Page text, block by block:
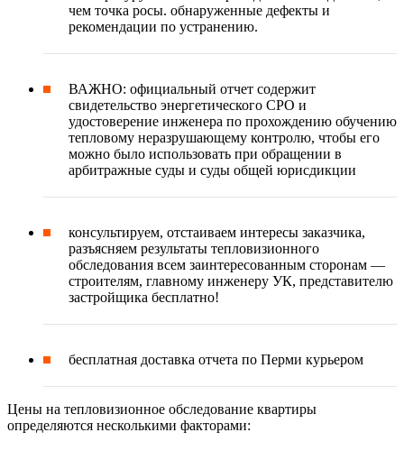
чем точка росы. обнаруженные дефекты и
рекомендации по устранению.
ВАЖНО: официальный отчет содержит
свидетельство энергетического СРО и
удостоверение инженера по прохождению обучению
тепловому неразрушающему контролю, чтобы его
можно было использовать при обращении в
арбитражные суды и суды общей юрисдикции
консультируем, отстаиваем интересы заказчика,
разъясняем результаты тепловизионного
обследования всем заинтересованным сторонам —
строителям, главному инженеру УК, представителю
застройщика бесплатно!
бесплатная доставка отчета по Перми курьером
Цены на тепловизионное обследование квартиры
определяются несколькими факторами: